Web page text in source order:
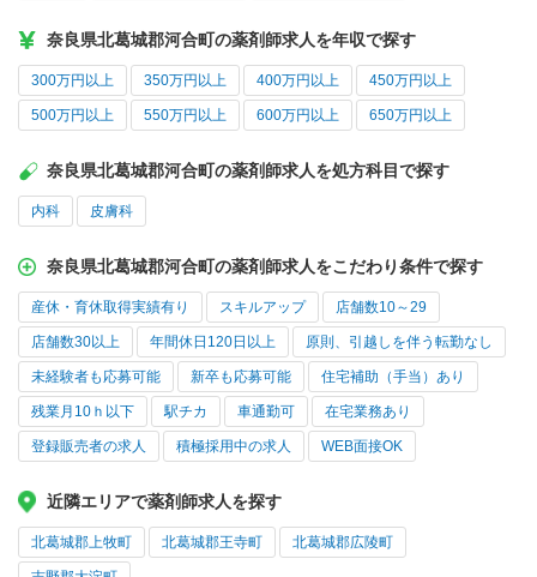
奈良県北葛城郡河合町の薬剤師求人を年収で探す
300万円以上 350万円以上 400万円以上 450万円以上
500万円以上 550万円以上 600万円以上 650万円以上
奈良県北葛城郡河合町の薬剤師求人を処方科目で探す
内科 皮膚科
奈良県北葛城郡河合町の薬剤師求人をこだわり条件で探す
産休・育休取得実績有り スキルアップ 店舗数10～29
店舗数30以上 年間休日120日以上 原則、引越しを伴う転勤なし
未経験者も応募可能 新卒も応募可能 住宅補助（手当）あり
残業月10ｈ以下 駅チカ 車通勤可 在宅業務あり
登録販売者の求人 積極採用中の求人 WEB面接OK
近隣エリアで薬剤師求人を探す
北葛城郡上牧町 北葛城郡王寺町 北葛城郡広陵町